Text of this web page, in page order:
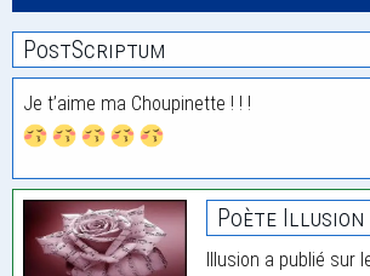
PostScriptum
Je t’aime ma Choupinette ! ! !
Poète Illusion
Illusion a publié sur